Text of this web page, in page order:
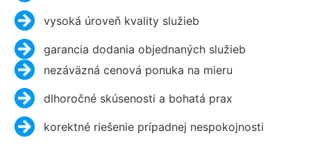
vysoká úroveň kvality služieb
garancia dodania objednaných služieb
nezáväzná cenová ponuka na mieru
dlhoročné skúsenosti a bohatá prax
korektné riešenie prípadnej nespokojnosti